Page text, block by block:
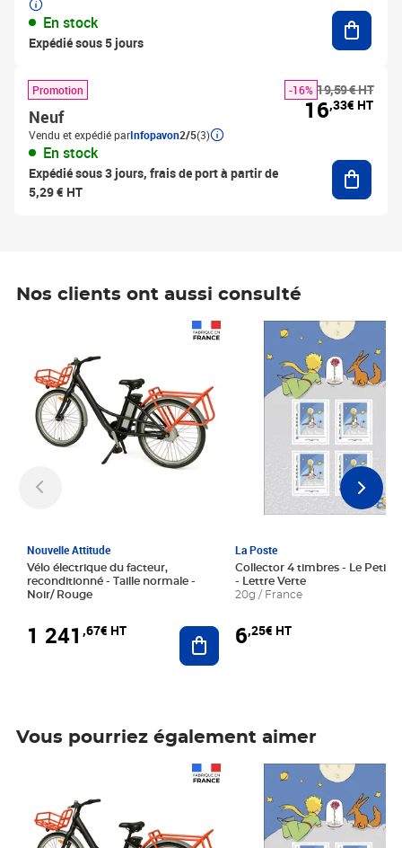
En stock
Expédié sous 5 jours
Promotion
Neuf
Vendu et expédié parInfopavon2/5(3)
En stock
Expédié sous 3 jours, frais de port à partir de
5,29 € HT
19,59 € HT
-16%
16,33€ HT
Nos clients ont aussi consulté
Nouvelle Attitude
Vélo électrique du facteur,
reconditionné - Taille normale -
Noir/ Rouge
1 241 ,67€ HT Ajouter au panier
La Poste
Collector 4 timbres - Le Petit
- Lettre Verte
20g / France
6,25€ HT
Prix 6,25€ HT
Vous pourriez également aimer
Prix 6,25€ HT